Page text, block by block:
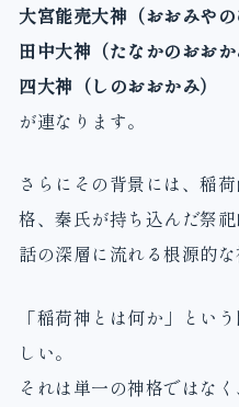
大宮能売大神（おおみやの
田中大神（たなかのおおか
四大神（しのおおかみ）
が連なります。
さらにその背景には、稲
格、秦氏が持ち込んだ祭
話の深層に流れる根源的
「稲荷神とは何か」とい
しい。
それは単一の神格ではな